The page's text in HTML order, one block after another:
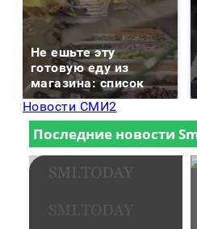
Не ешьте эту
готовую еду из
магазина: список
Новости СМИ2